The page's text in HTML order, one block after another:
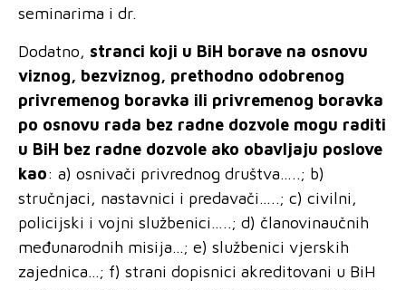
seminarima i dr.
Dodatno, stranci koji u BiH borave na osnovu
viznog, bezviznog, prethodno odobrenog
privremenog boravka ili privremenog boravka
po osnovu rada bez radne dozvole mogu raditi
u BiH bez radne dozvole ako obavljaju poslove
kao: a) osnivači privrednog društva…..; b)
stručnjaci, nastavnici i predavači…..; c) civilni,
policijski i vojni službenici…..; d) članovinaučnih
međunarodnih misija…; e) službenici vjerskih
zajednica…; f) strani dopisnici akreditovani u BiH